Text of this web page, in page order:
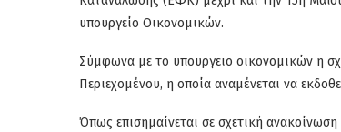
υπουργείο Οικονομικών.
Σύμφωνα με το υπουργειο οικονομικών η
Περιεχομένου, η οποία αναμένεται να
Όπως επισημαίνεται σε σχετική